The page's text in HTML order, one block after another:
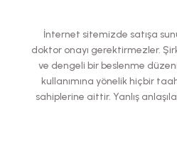
veya görüntülenemiyor.
bilgiler bulunuyor.
bulunuyor.
daha pahalı.
İnternet sitemizde satışa
doktor onayı gerektirmezler.
ve dengeli bir beslenme
kullanımına yönelik hiçbir
sahiplerine aittir. Yanlış